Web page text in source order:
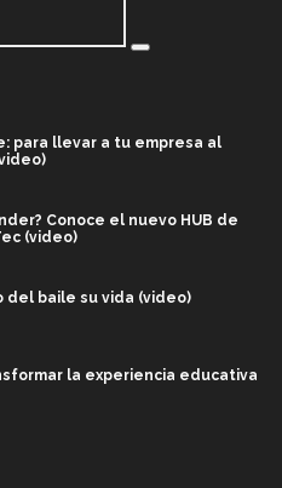
para llevar a tu empresa al
Conoce el nuevo HUB de
(video)
del baile su vida (video)
la experiencia educativa